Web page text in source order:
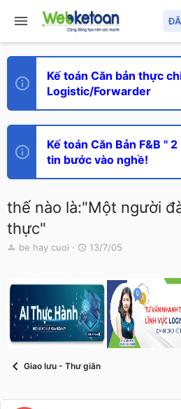
Kế toán Căn bản thực
Logistic/Forwarder
Kế toán Căn Bản F&B "
tin bước vào nghề!
thế nào là:"Một người
thực"
T
e
a
d
s
a
r
be hay cuoi
N
y
g
ử
i
13/7/05
Giao lưu - Thư giãn